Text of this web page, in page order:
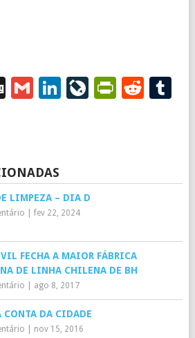
DiggGmailLinkedIn
LIMPEZA – DIA D
fev 22, 2024
FECHA A MAIOR FÁBRICA
DE LINHA CHILENA DE BH
ago 8, 2017
DA CIDADE
nov 15, 2016